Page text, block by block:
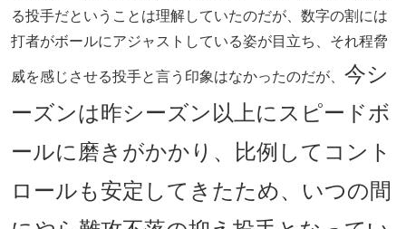
る投手だということは理解していたのだが、数字の割には
打者がボールにアジャストしている姿が目立ち、それ程脅
威を感じさせる投手と言う印象はなかったのだが、 今シ
ーズンは昨シーズン以上にスピードボ
ールに磨きがかかり、比例してコント
ロールも安定してきたため、いつの間